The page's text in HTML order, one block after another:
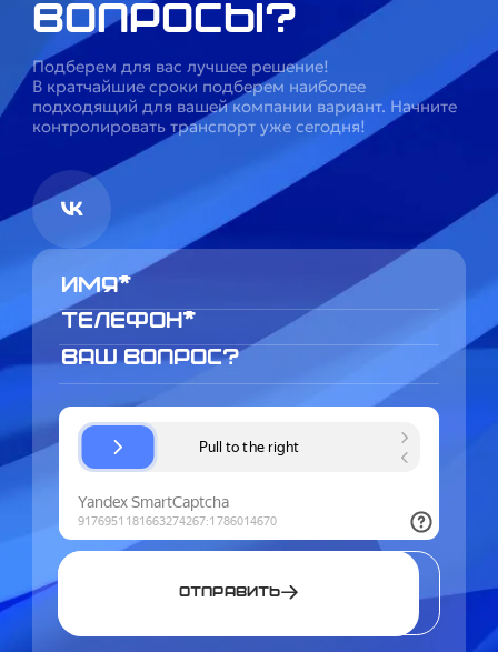
вопросы?
Подберем для вас лучшее решение!
В кратчайшие сроки подберем наиболее
подходящий для вашей компании вариант. Начните
контролировать транспорт уже сегодня!
Отправить